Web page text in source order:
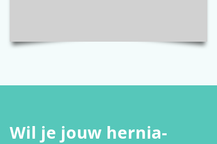
Wil je jouw hernia-